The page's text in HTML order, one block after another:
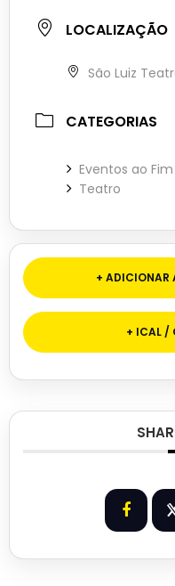
LOCALIZAÇÃO
São Luiz
CATEGORIAS
Eventos ao
Teatro
+ ADICIONAR
+ ICAL /